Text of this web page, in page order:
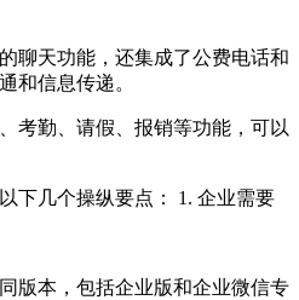
聊天功能，还集成了公费电话和
和信息传递。
考勤、请假、报销等功能，可以
下几个操纵要点： 1. 企业需要
版本，包括企业版和企业微信专